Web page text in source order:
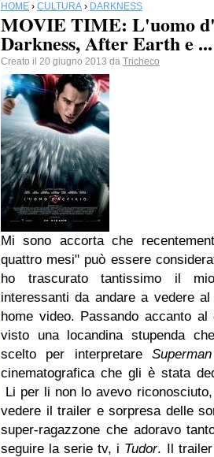
HOME › CULTURA › DARKNESS
MOVIE TIME: L'uomo
Darkness, After Earth e
Creato il 20 giugno 2013 da Tricheco
Mi sono accorta che
quattro mesi" può essere
ho trascurato tantissimo il
interessanti da andare a vedere
home video. Passando accanto
visto una locandina stupenda
scelto per interpretareSuperman
cinematografica che gli è stata
Li per li non lo avevo
vedere il trailer e sorpresa delle
super-ragazzone che adoravo
seguire la serie tv, i Tudor. Il